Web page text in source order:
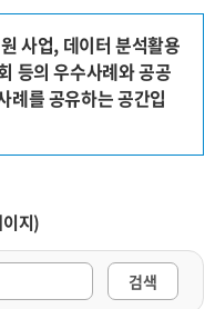
사업, 데이터 분석활용
등의 우수사례와 공공
례를 공유하는 공간입
지)
검색